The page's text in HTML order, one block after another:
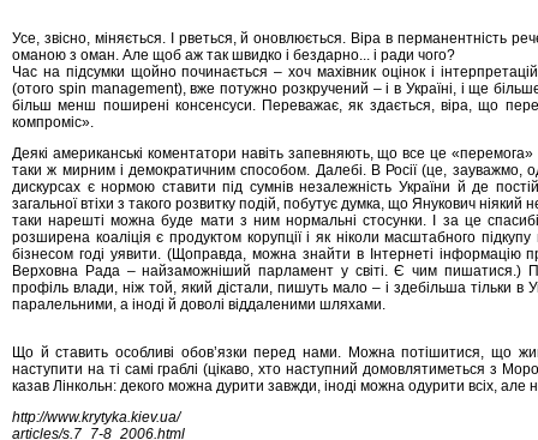
Усе, звісно, міняється. І рветься, й оновлюється. Віра в перманентність
оманою з оман. Але щоб аж так швидко і бездарно... і ради чого?
Час на підсумки щойно починається – хоч махівник оцінок і
(отого spin management), вже потужно розкручений – і в Україні, і ще
більш менш поширені консенсуси. Переважає, як здається, віра, що
компроміс».
Деякі американські коментатори навіть запевняють, що все це
таки ж мирним і демократичним способом. Далебі. В Росії (це, зауважмо,
дискурсах є нормою ставити під сумнів незалежність України й де
загальної втіхи з такого розвитку подій, побутує думка, що Янукович
таки нарешті можна буде мати з ним нормальні стосунки. І за це
розширена коаліція є продуктом корупції і як ніколи масштабного
бізнесом годі уявити. (Щоправда, можна знайти в Інтернеті інформацію
Верховна Рада – найзаможніший парламент у світі. Є чим пишатися.)
профіль влади, ніж той, який дістали, пишуть мало – і здебільша тільки в
паралельними, а іноді й доволі віддаленими шляхами.
Що й ставить особливі обов’язки перед нами. Можна потішитися, що
наступити на ті самі граблі (цікаво, хто наступний домовлятиметься з
казав Лінкольн: декого можна дурити завжди, іноді можна одурити всіх, але
http://www.krytyka.kiev.ua/
articles/s.7_7-8_2006.html